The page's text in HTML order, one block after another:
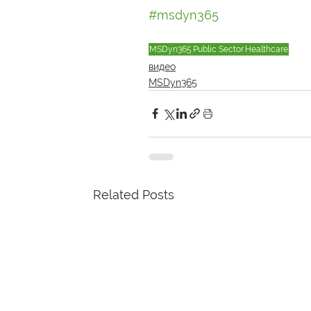
#msdyn365
MSDyn365 Public Sector Healthcare
видео
MSDyn365
Related Posts